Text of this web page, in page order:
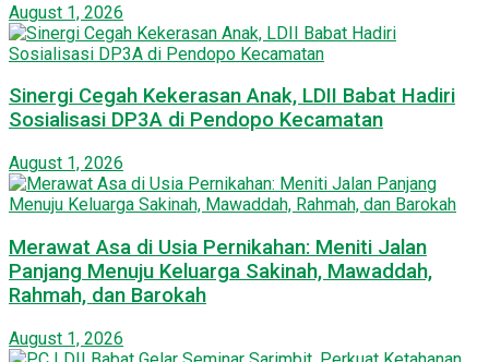
August 1, 2026
Sinergi Cegah Kekerasan Anak, LDII Babat Hadiri
Sosialisasi DP3A di Pendopo Kecamatan
August 1, 2026
Merawat Asa di Usia Pernikahan: Meniti Jalan
Panjang Menuju Keluarga Sakinah, Mawaddah,
Rahmah, dan Barokah
August 1, 2026